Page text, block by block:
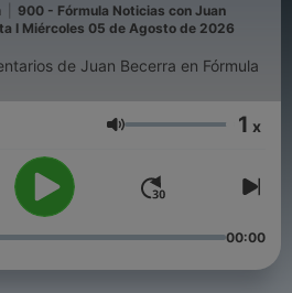
900 - Fórmula Noticias con Juan
I Miércoles 05 de Agosto de 2026
de Juan Becerra en Fórmula
Volumen 1 x
00:00